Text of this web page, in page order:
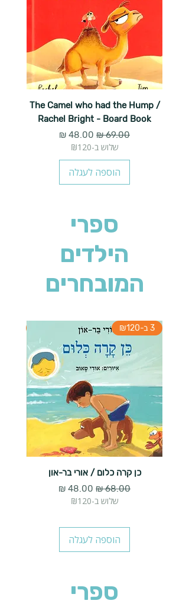
The Camel who had the Hump /
Rachel Bright - Board Book
מחיר רגיל מחיר מבצע
שלוש ב-₪120
הוספה לעגלה
ספרי
הילדים
המובחרים
3 ב-₪120
כן קרה כלום / אורי בר-און
מחיר רגיל מחיר מבצע
שלוש ב-₪120
הוספה לעגלה
ספרי